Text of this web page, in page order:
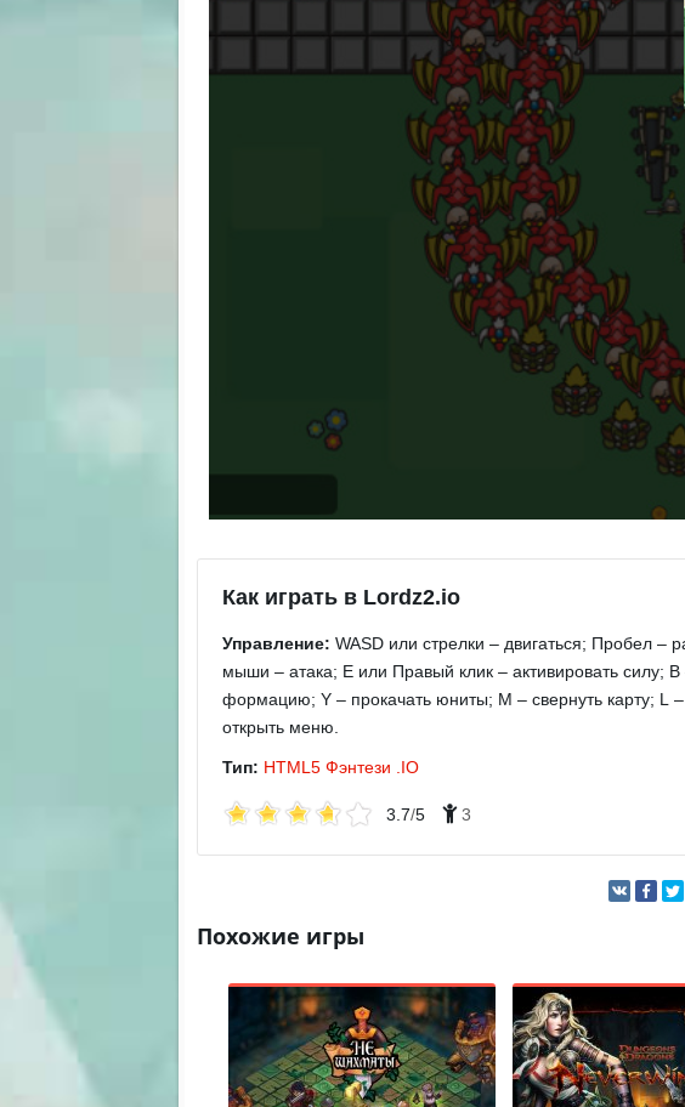
Как играть в Lordz2.io
Управление: WASD или стрелки – двигаться; Пробел –
мыши – атака; E или Правый клик – активировать силу;
формацию; Y – прокачать юниты; M – свернуть карту; L
открыть меню.
Тип: HTML5 Фэнтези .IO
3.7/5 3
Похожие игры